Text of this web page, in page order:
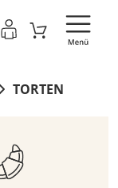
TORTEN